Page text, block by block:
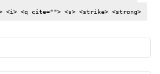
<i> <q cite=""> <s> <strike> <strong>